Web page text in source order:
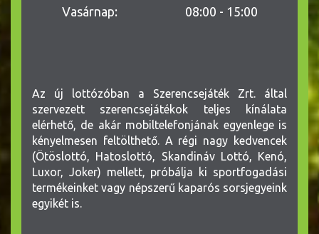
Vasárnap:
08:00 - 15:00
Az új lottózóban a Szerencsejáték Zrt. által
szervezett szerencsejátékok teljes kínálata
elérhető, de akár mobiltelefonjának egyenlege is
kényelmesen feltölthető. A régi nagy kedvencek
(Ötöslottó, Hatoslottó, Skandináv Lottó, Kenó,
Luxor, Joker) mellett, próbálja ki sportfogadási
termékeinket vagy népszerű kaparós sorsjegyeink
egyikét is.